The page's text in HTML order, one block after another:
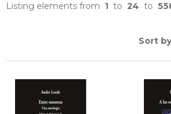
Listing elements from 1 to 24 to
Sort